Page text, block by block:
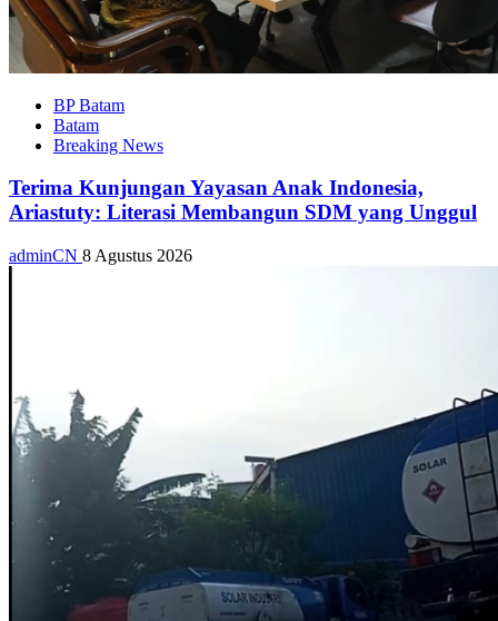
BP Batam
Batam
Breaking News
Terima Kunjungan Yayasan Anak Indonesia,
Ariastuty: Literasi Membangun SDM yang Unggul
adminCN 8 Agustus 2026